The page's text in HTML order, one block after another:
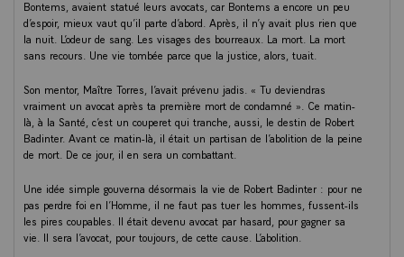
Bontems, avaient statué leurs avocats, car Bontems a encore un peu
d’espoir, mieux vaut qu’il parte d’abord. Après, il n’y avait plus rien que
la nuit. L’odeur de sang. Les visages des bourreaux. La mort. La mort
sans recours. Une vie tombée parce que la justice, alors, tuait.
Son mentor, Maître Torres, l’avait prévenu jadis. « Tu deviendras
vraiment un avocat après ta première mort de condamné ». Ce matin-
là, à la Santé, c’est un couperet qui tranche, aussi, le destin de Robert
Badinter. Avant ce matin-là, il était un partisan de l’abolition de la peine
de mort. De ce jour, il en sera un combattant.
Une idée simple gouverna désormais la vie de Robert Badinter : pour ne
pas perdre foi en l’Homme, il ne faut pas tuer les hommes, fussent-ils
les pires coupables. Il était devenu avocat par hasard, pour gagner sa
vie. Il sera l’avocat, pour toujours, de cette cause. L’abolition.